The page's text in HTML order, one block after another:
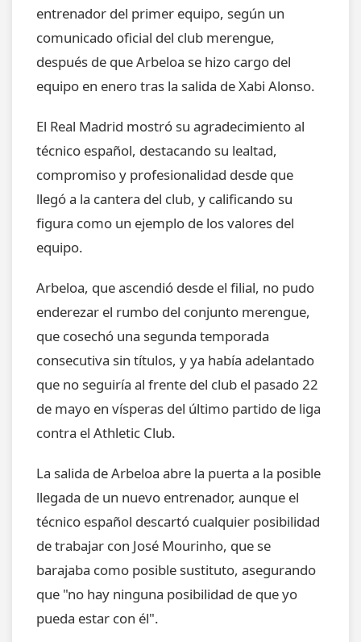
entrenador del primer equipo, según un
comunicado oficial del club merengue,
después de que Arbeloa se hizo cargo del
equipo en enero tras la salida de Xabi Alonso.
El Real Madrid mostró su agradecimiento al
técnico español, destacando su lealtad,
compromiso y profesionalidad desde que
llegó a la cantera del club, y calificando su
figura como un ejemplo de los valores del
equipo.
Arbeloa, que ascendió desde el filial, no pudo
enderezar el rumbo del conjunto merengue,
que cosechó una segunda temporada
consecutiva sin títulos, y ya había adelantado
que no seguiría al frente del club el pasado 22
de mayo en vísperas del último partido de liga
contra el Athletic Club.
La salida de Arbeloa abre la puerta a la posible
llegada de un nuevo entrenador, aunque el
técnico español descartó cualquier posibilidad
de trabajar con José Mourinho, que se
barajaba como posible sustituto, asegurando
que "no hay ninguna posibilidad de que yo
pueda estar con él".